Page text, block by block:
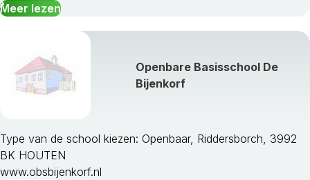
Meer lezen
Openbare Basisschool De
Bijenkorf
Type van de school kiezen: Openbaar, Riddersborch, 3992
BK HOUTEN
www.obsbijenkorf.nl